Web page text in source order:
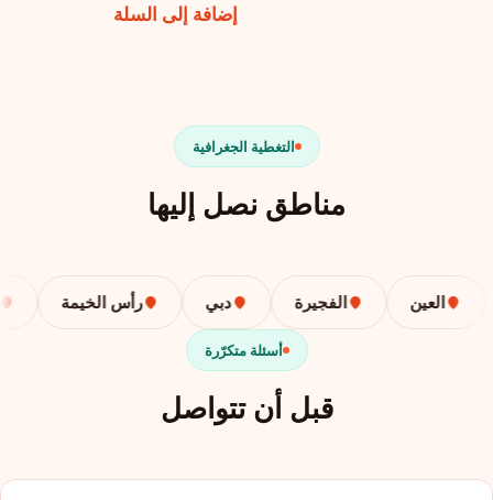
هو:
هو:
إضافة إلى السلة
التغطية الجغرافية
مناطق نصل إليها
العين الفجيرة دبي رأس الخيمة
أسئلة متكرّرة
قبل أن تتواصل